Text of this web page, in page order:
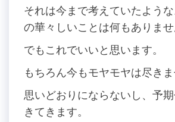
それは今まで考えていたよう
の華々しいことは何もありませ
でもこれでいいと思います。
もちろん今もモヤモヤは尽きま
思いどおりにならないし、予
きてきます。